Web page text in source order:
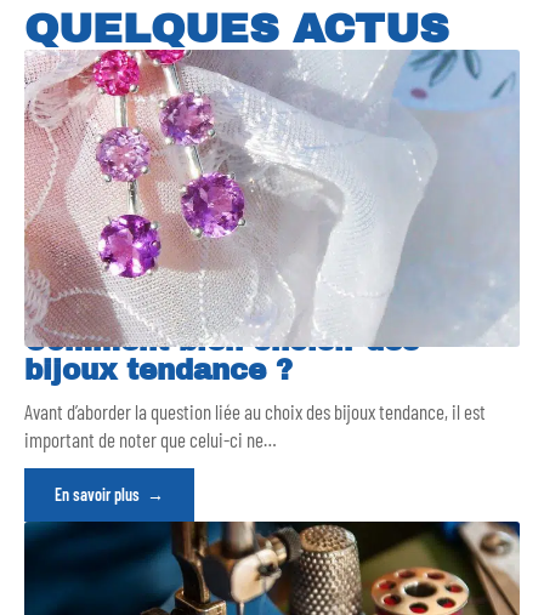
QUELQUES ACTUS
Comment bien choisir des
bijoux tendance ?
Avant d’aborder la question liée au choix des bijoux tendance, il est
important de noter que celui-ci ne…
En savoir plus